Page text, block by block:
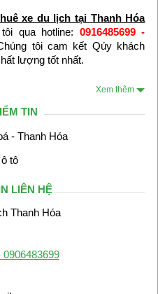
xe du lịch tại Thanh Hóa
qua hotline: 0916485699 -
tôi cam kết Qúy khách
lượng tốt nhất.
Xem thêm
TIN
- Thanh Hóa
tô
LIÊN HỆ
Thanh Hóa
0906483699